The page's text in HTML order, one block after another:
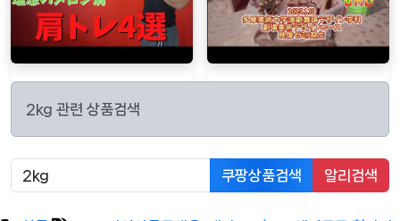
2kg 관련 상품검색
쿠팡상품검색 알리검색